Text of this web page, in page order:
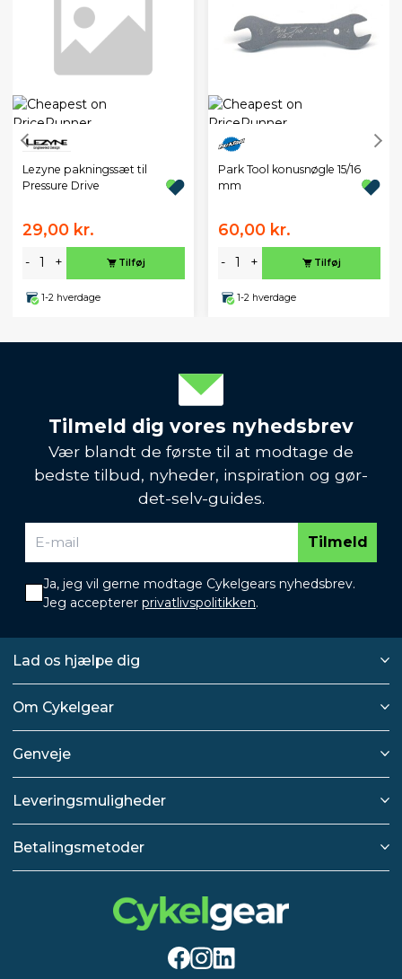
Lezyne pakningssæt til
Pressure Drive
29,00 kr.
- + Tilføj
1-2 hverdage
Park Tool konusnøgle 15/16
mm
60,00 kr.
- + Tilføj
1-2 hverdage
Tilmeld dig vores nyhedsbrev
Vær blandt de første til at modtage de
bedste tilbud, nyheder, inspiration og gør-
det-selv-guides.
Tilmeld
Ja, jeg vil gerne modtage Cykelgears nyhedsbrev.
Jeg accepterer privatlivspolitikken.
Lad os hjælpe dig
Om Cykelgear
Genveje
Leveringsmuligheder
Betalingsmetoder